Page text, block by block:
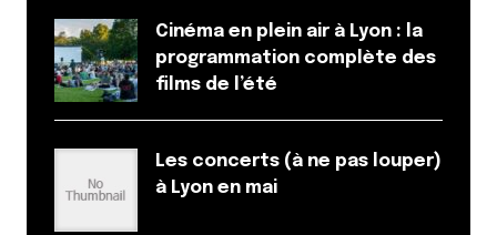
Cinéma en plein air à Lyon : la
programmation complète des
films de l’été
Les concerts (à ne pas louper)
à Lyon en mai